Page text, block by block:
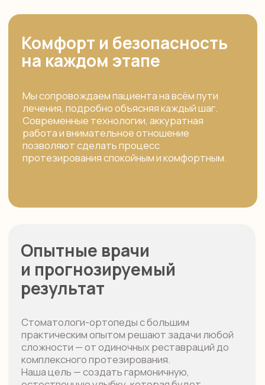
Протезирование на имплантатах
Постоянные протезы all on 4, all on 6
Коронки на зубы